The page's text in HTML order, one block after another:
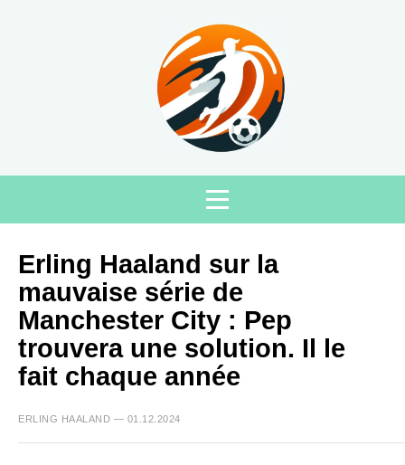
Erling Haaland sur la
mauvaise série de
Manchester City : Pep
trouvera une solution. Il le
fait chaque année
ERLING HAALAND — 01.12.2024